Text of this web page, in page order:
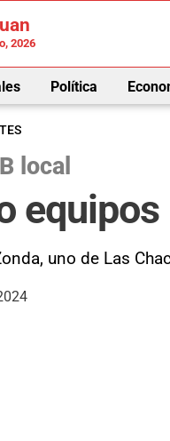
2026
Política
local
uno de Las